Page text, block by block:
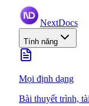
NextDocs
Tính năng
Mọi định dạng
Bài thuyết trình,